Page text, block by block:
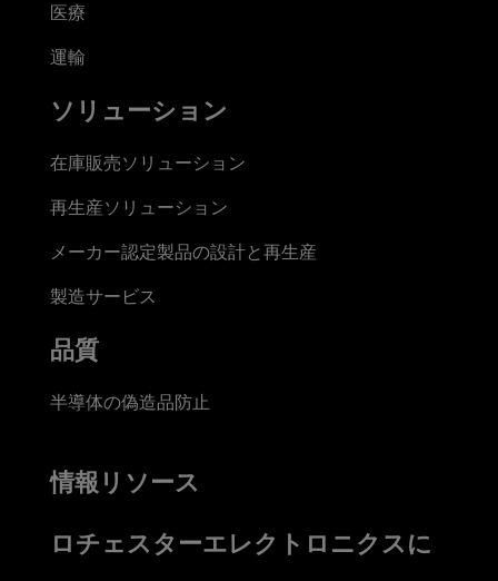
医療
運輸
ソリューション
在庫販売ソリューション
再生産ソリューション
メーカー認定製品の設計と再生産
製造サービス
品質
半導体の偽造品防止
情報リソース
ロチェスターエレクトロニクスに